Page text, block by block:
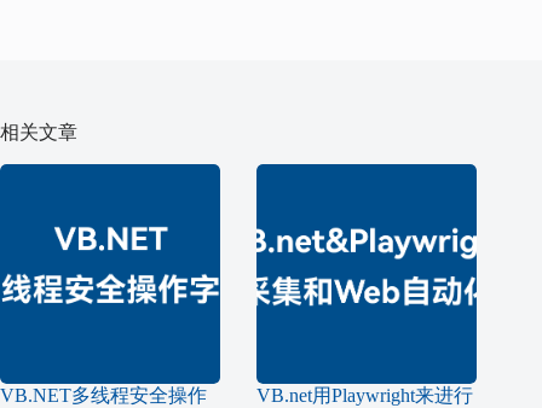
相关文章
VB.NET多线程安全操作
VB.net用Playwright来进行